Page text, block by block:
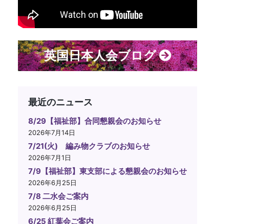
英国日本人会ブログ
最近のニュース
8/29【福祉部】合同懇親会のお知らせ
2026年7月14日
7/21(火) 編み物クラブのお知らせ
2026年7月1日
7/9【福祉部】東支部による懇親会のお知らせ
2026年6月25日
7/8 二水会ご案内
2026年6月25日
6/25 紅葉会ご案内